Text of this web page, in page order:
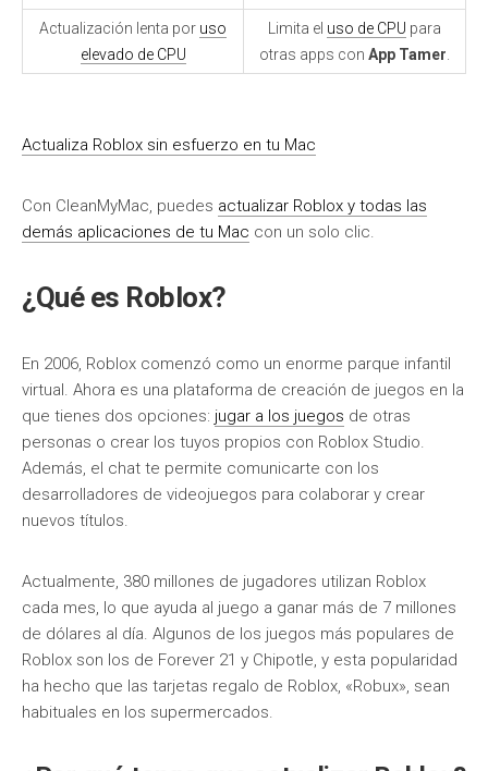
Actualización lenta por uso
elevado de CPU
Limita el uso de CPU para
otras apps con App Tamer
Actualiza Roblox sin esfuerzo en tu Mac
Con CleanMyMac, puedes actualizar Roblox y todas las
demás aplicaciones de tu Mac con un solo clic.
¿Qué es Roblox?
En 2006, Roblox comenzó como un enorme parque infantil
virtual. Ahora es una plataforma de creación de juegos en la
que tienes dos opciones: jugar a los juegos de otras
personas o crear los tuyos propios con Roblox Studio.
Además, el chat te permite comunicarte con los
desarrolladores de videojuegos para colaborar y crear
nuevos títulos.
Actualmente, 380 millones de jugadores utilizan Roblox
cada mes, lo que ayuda al juego a ganar más de 7 millones
de dólares al día. Algunos de los juegos más populares de
Roblox son los de Forever 21 y Chipotle, y esta popularidad
ha hecho que las tarjetas regalo de Roblox, «Robux», sean
habituales en los supermercados.